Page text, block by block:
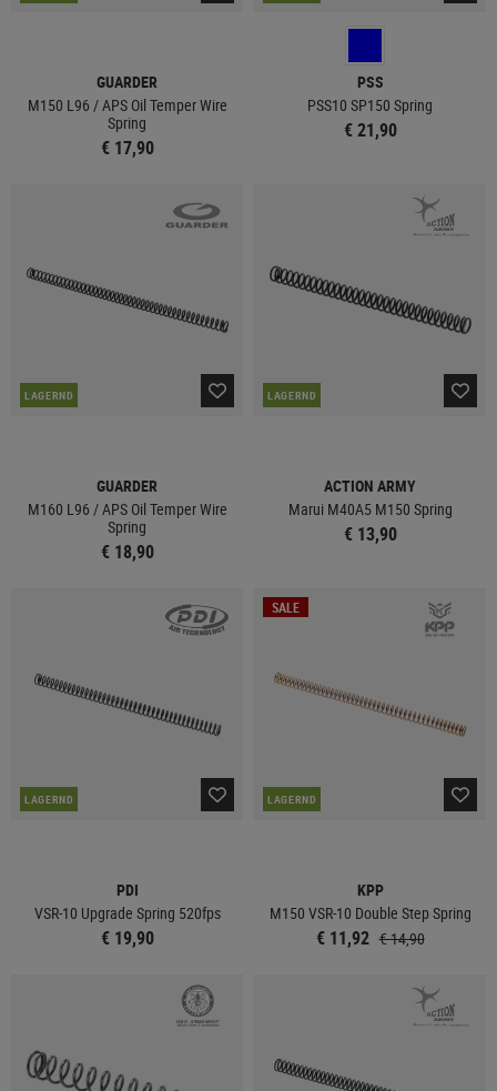
GUARDER
M150 L96 / APS Oil Temper Wire
Spring
€ 17,90
PSS
PSS10 SP150 Spring
€ 21,90
LAGERND
GUARDER
M160 L96 / APS Oil Temper Wire
Spring
€ 18,90
LAGERND
ACTION ARMY
Marui M40A5 M150 Spring
€ 13,90
LAGERND
PDI
VSR-10 Upgrade Spring 520fps
€ 19,90
SALE
LAGERND
KPP
M150 VSR-10 Double Step Spring
€ 11,92 € 14,90